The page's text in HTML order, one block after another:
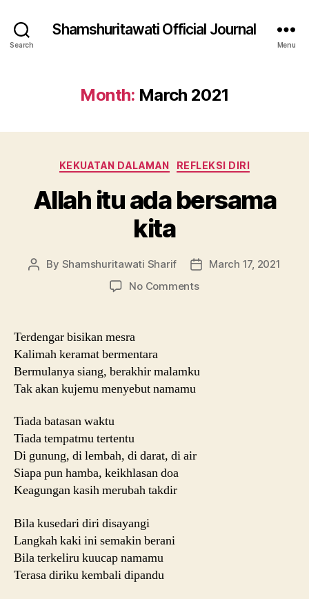
Search
Shamshuritawati Official Journal
Menu
Month: March 2021
Categories
KEKUATAN DALAMAN REFLEKSI DIRI
Allah itu ada bersama
kita
Post
By Shamshuritawati Sharif
PostMarch 17, 2021
No Commentson
Terdengar bisikan mesra
Kalimah keramat bermentara
Bermulanya siang, berakhir malamku
Tak akan kujemu menyebut namamu
Tiada batasan waktu
Tiada tempatmu tertentu
Di gunung, di lembah, di darat, di air
Siapa pun hamba, keikhlasan doa
Keagungan kasih merubah takdir
Bila kusedari diri disayangi
Langkah kaki ini semakin berani
Bila terkeliru kuucap namamu
Terasa diriku kembali dipandu